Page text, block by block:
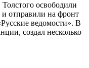
освободили
и отправили на фронт
ведомости». В
создал несколько